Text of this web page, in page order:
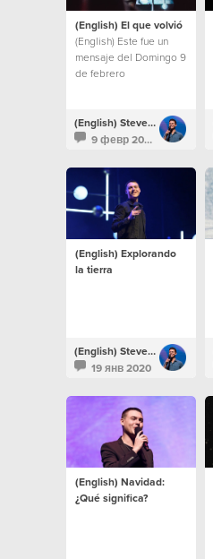
(English) El que volvió
(English) Este fue un
mensaje del Domingo 9
de febrero
(English) Steven Richards
9 февр 2020
(English) Explorando
la tierra
(English) Steven Richards
19 янв 2020
(English) Navidad:
¿Qué significa?